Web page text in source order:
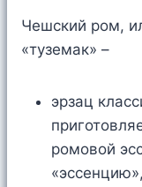
Чешский ром,
«туземак» –
эрзац
ромовой